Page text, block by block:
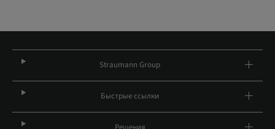
Straumann Group
Быстрые ссылки